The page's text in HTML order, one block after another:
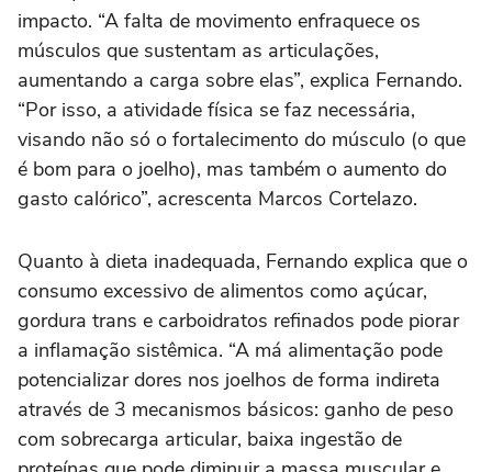
impacto. “A falta de movimento enfraquece os
músculos que sustentam as articulações,
aumentando a carga sobre elas”, explica Fernando.
“Por isso, a atividade física se faz necessária,
visando não só o fortalecimento do músculo (o que
é bom para o joelho), mas também o aumento do
gasto calórico”, acrescenta Marcos Cortelazo.
Quanto à dieta inadequada, Fernando explica que o
consumo excessivo de alimentos como açúcar,
gordura trans e carboidratos refinados pode piorar
a inflamação sistêmica. “A má alimentação pode
potencializar dores nos joelhos de forma indireta
através de 3 mecanismos básicos: ganho de peso
com sobrecarga articular, baixa ingestão de